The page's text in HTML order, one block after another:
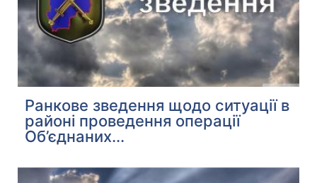
Ранкове зведення щодо ситуації в
районі проведення операції
Об’єднаних...